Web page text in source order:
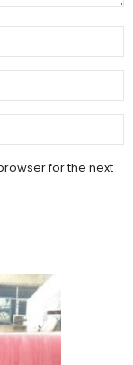
for the next